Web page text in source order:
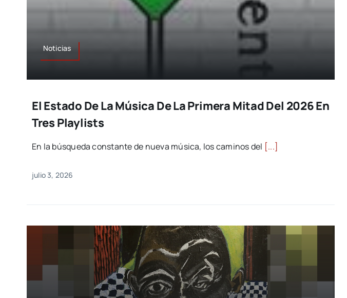
Noticias
El Estado De La Música De La Primera Mitad Del 2026 En
Tres Playlists
En la búsqueda constante de nueva música, los caminos del [...]
julio 3, 2026